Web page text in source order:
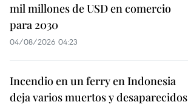
mil millones de USD en comercio
para 2030
04/08/2026 04:23
Incendio en un ferry en Indonesia
deja varios muertos y desaparecidos